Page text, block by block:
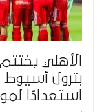
الأهلي
بترول أسيوط
استعدادًا